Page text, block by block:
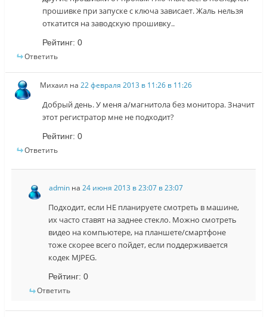
прошивке при запуске с ключа зависает. Жаль нельзя
откатится на заводскую прошивку..
Рейтинг: 0
Ответить
Михаил на22 февраля 2013 в 11:26 в 11:26
Добрый день. У меня а/магнитола без монитора. Значит
этот регистратор мне не подходит?
Рейтинг: 0
Ответить
adminна 24 июня 2013 в 23:07 в 23:07
Подходит, если НЕ планируете смотреть в машине,
их часто ставят на заднее стекло. Можно смотреть
видео на компьютере, на планшете/смартфоне
тоже скорее всего пойдет, если поддерживается
кодек MJPEG.
Рейтинг: 0
Ответить